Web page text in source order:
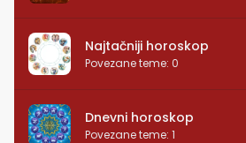
Najtačniji horoskop
Povezane teme: 0
Dnevni horoskop
Povezane teme: 1